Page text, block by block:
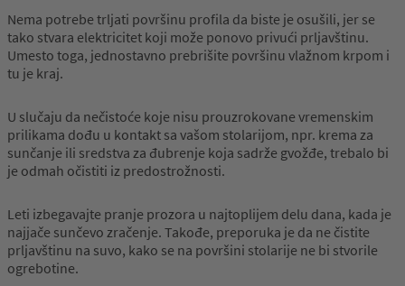
Nema potrebe trljati površinu profila da biste je osušili, jer se
tako stvara elektricitet koji može ponovo privući prljavštinu.
Umesto toga, jednostavno prebrišite površinu vlažnom krpom i
tu je kraj.
U slučaju da nečistoće koje nisu prouzrokovane vremenskim
prilikama dođu u kontakt sa vašom stolarijom, npr. krema za
sunčanje ili sredstva za đubrenje koja sadrže gvožđe, trebalo bi
je odmah očistiti iz predostrožnosti.
Leti izbegavajte pranje prozora u najtoplijem delu dana, kada je
najjače sunčevo zračenje. Takođe, preporuka je da ne čistite
prljavštinu na suvo, kako se na površini stolarije ne bi stvorile
ogrebotine.